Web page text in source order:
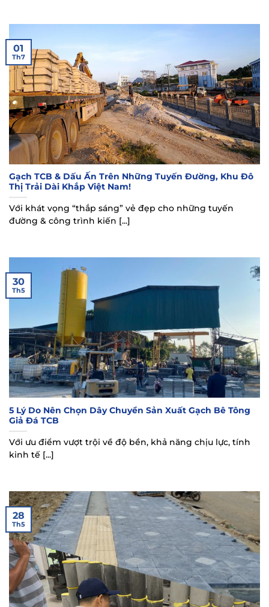
Gạch TCB & Dấu Ấn Trên Những Tuyến Đường, Khu Đô
Thị Trải Dài Khắp Việt Nam!
Với khát vọng “thắp sáng” vẻ đẹp cho những tuyến
đường & công trình kiến [...]
01
Th7
5 Lý Do Nên Chọn Dây Chuyền Sản Xuất Gạch Bê Tông
Giả Đá TCB
Với ưu điểm vượt trội về độ bền, khả năng chịu lực, tính
kinh tế [...]
30
Th5
28
Th5